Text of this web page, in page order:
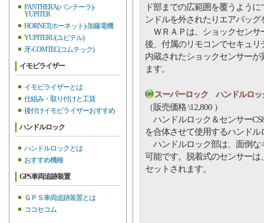
PANTHERA(バンテーラ)-
YUPITER
HORNET(ホーネット)-加藤電機
YUPITERU(ユピテル)
牙-COMTEC(コムテック)
イモビライザー
イモビライザーとは
仕組み・取り付けと工賃
後付けイモビライザーおすすめ
ハンドルロック
ハンドルロックとは
おすすめ機種
GPS車両追跡装置
ＧＰＳ車両追跡装置とは
ココセコム
ド部までの広範囲を覆うよう
ンドルを外されたりエアバッ
ＷＲＡＰは、ショックセンサ
後、付属のリモコンでセキュ
内蔵されたショックセンサー
ます。
スーパーロック ハンドルロッ
（販売価格 \12,800 ）
ハンドルロック＆センサー
を合体させて使用するハンドル
ハンドルロック部は、面倒な
可能です。脱着式のセンサー
セットされます。